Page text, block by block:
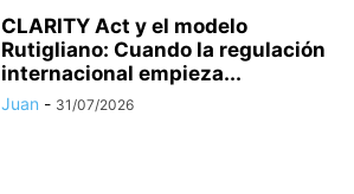
CLARITY Act y el modelo
Rutigliano: Cuando la regulación
internacional empieza...
Juan - 31/07/2026